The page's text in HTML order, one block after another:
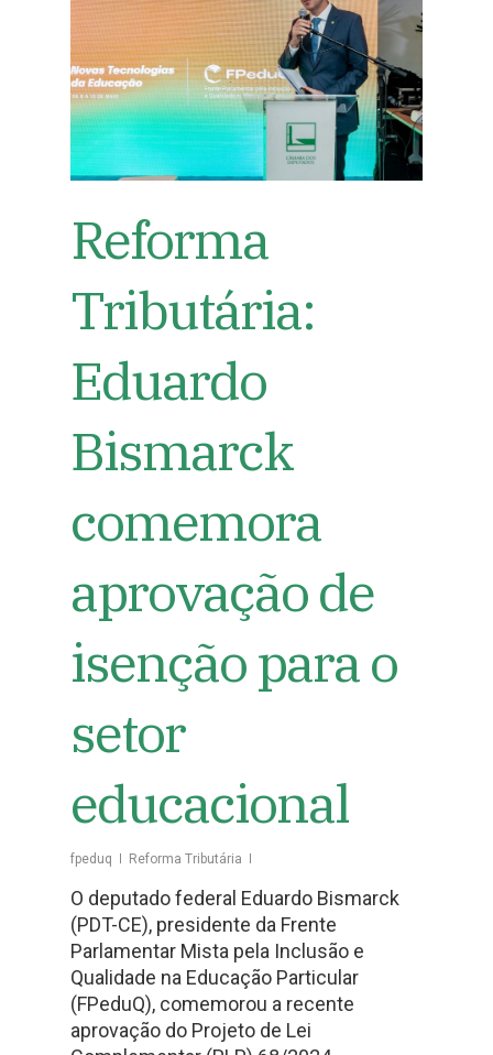
Reforma
Tributária:
Eduardo
Bismarck
comemora
aprovação de
isenção para o
setor
educacional
fpeduq Reforma Tributária
O deputado federal Eduardo Bismarck
(PDT-CE), presidente da Frente
Parlamentar Mista pela Inclusão e
Qualidade na Educação Particular
(FPeduQ), comemorou a recente
aprovação do Projeto de Lei